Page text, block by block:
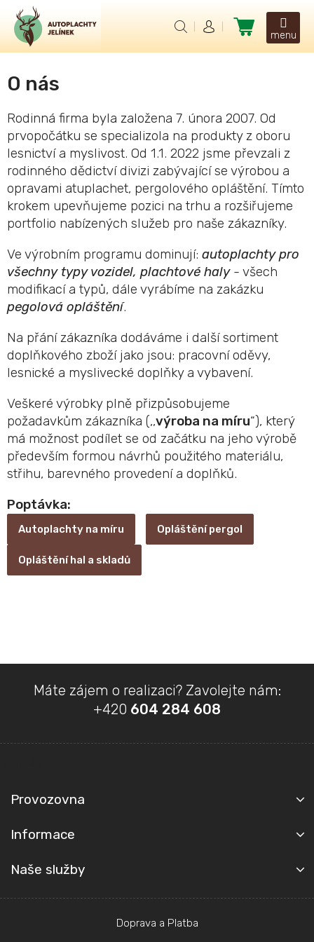
obsah
Nákupní
košík
O nás
Rodinná firma byla založena 7. února 2007. Od
prvopočátku se specializola na produkty z oboru
lesnictví a myslivost. Od 1.1. 2022 jsme převzali z
rodinného dědictví divizi zabývající se výrobou a
opravami atuplachet, pergolového opláštění. Tímto
krokem upevňujeme pozici na trhu a rozšiřujeme
portfolio nabízených služeb pro naše zákazníky.
Ve výrobním programu dominují: autoplachty pro
všechny typy vozidel, plachtové haly- všech
modifikací a typů, dále vyrábíme na zakázku
pegolová opláštění.
Na přání zákazníka dodáváme i další sortiment
doplňkového zboží jako jsou: pracovní oděvy,
lesnické a myslivecké doplňky a vybavení.
Veškeré výrobky plně přizpůsobujeme
požadavkům zákazníka (,,výroba na míru“), který
má možnost podílet se od začátku na jeho výrobě
především formou návrhů použitého materiálu,
střihu, barevného provedení a doplňků.
Poptávka:
Autoplachty na míru Opláštění pergol
Opláštění hal a skladů
a
Máte zájem o realizaci? Zavolejte nám:
+420 604 284 608
Provozovna
Informace
Naše služby
Doprava a Platba